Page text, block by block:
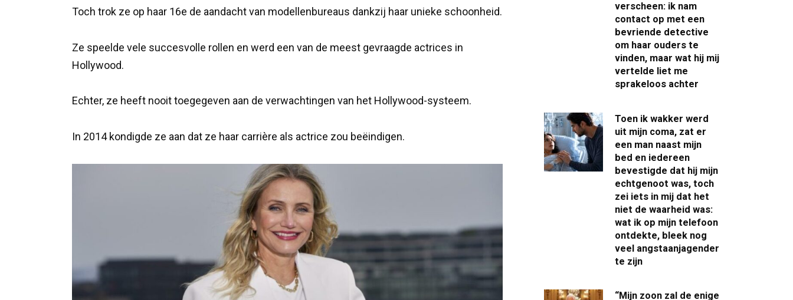
Toch trok ze op haar 16e de aandacht van modellenbureaus dankzij haar unieke schoonheid.
Ze speelde vele succesvolle rollen en werd een van de meest gevraagde actrices in
Hollywood.
Echter, ze heeft nooit toegegeven aan de verwachtingen van het Hollywood-systeem.
In 2014 kondigde ze aan dat ze haar carrière als actrice zou beëindigen.
verscheen: ik nam
contact op met een
bevriende detective
om haar ouders te
vinden, maar wat hij mij
vertelde liet me
sprakeloos achter
Toen ik wakker werd
uit mijn coma, zat er
een man naast mijn
bed en iedereen
bevestigde dat hij mijn
echtgenoot was, toch
zei iets in mij dat het
niet de waarheid was:
wat ik op mijn telefoon
ontdekte, bleek nog
veel angstaanjagender
te zijn
“Mijn zoon zal de enige